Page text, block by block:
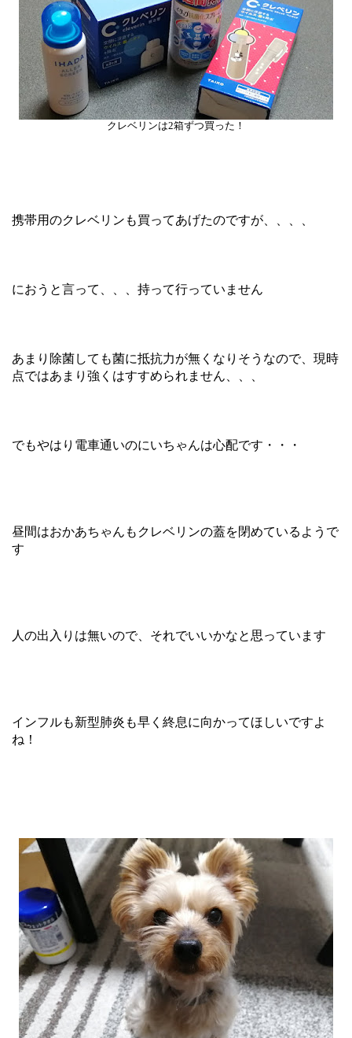
クレベリンは2箱ずつ買った！
携帯用のクレベリンも買ってあげたのですが、、、、
におうと言って、、、持って行っていません
あまり除菌しても菌に抵抗力が無くなりそうなので、現時
点ではあまり強くはすすめられません、、、
でもやはり電車通いのにいちゃんは心配です・・・
昼間はおかあちゃんもクレベリンの蓋を閉めているようで
す
人の出入りは無いので、それでいいかなと思っています
インフルも新型肺炎も早く終息に向かってほしいですよ
ね！